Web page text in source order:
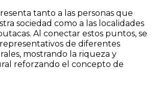
tanto a las personas que
sociedad como a las localidades
Al conectar estos puntos, se
de diferentes
mostrando la riqueza y
reforzando el concepto de